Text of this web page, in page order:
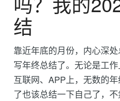
结
靠近年底的月份，内心深
写年终总结了。无论是工
互联网、APP上，无数的
了也该总结一下自己了，